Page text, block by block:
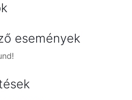
események